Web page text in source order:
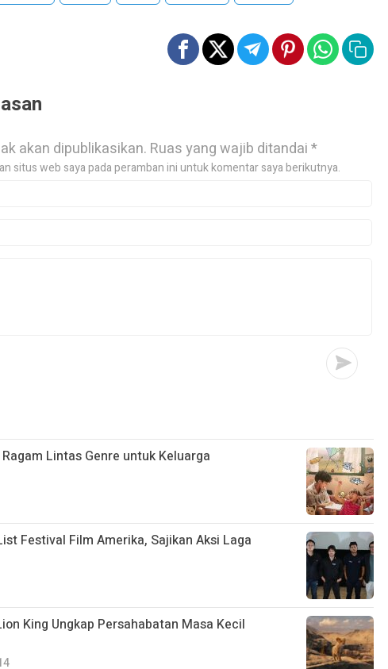
akan dipublikasikan. Ruas yang wajib ditandai*
situs web saya pada peramban ini untuk komentar saya berikutnya.
Lintas Genre untuk Keluarga
Festival Film Amerika, Sajikan Aksi Laga
King Ungkap Persahabatan Masa Kecil